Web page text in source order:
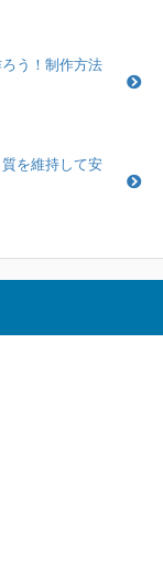
う！制作方法
を維持して安